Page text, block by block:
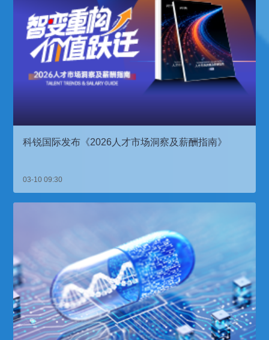
科锐国际发布《2026人才市场洞察及薪酬指南》
03-10 09:30